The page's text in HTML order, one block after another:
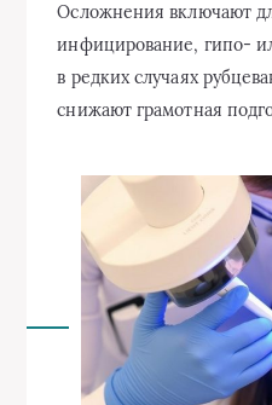
Осложнения включают
инфицирование, гипо-
в редких случаях
снижают грамотная